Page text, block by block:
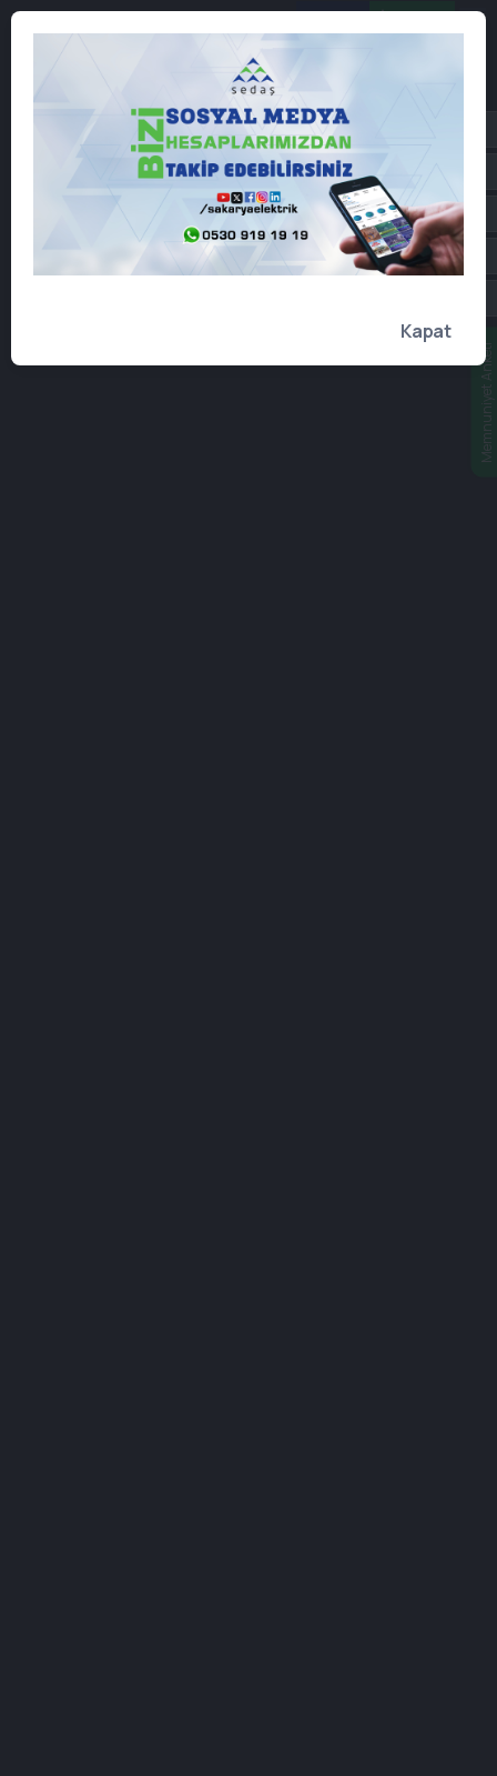
Memnuniyet Anketi
Online İşlemler
Kapat